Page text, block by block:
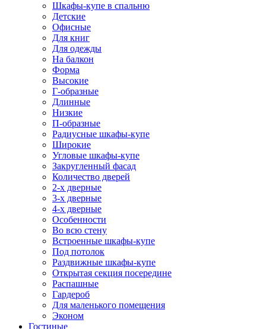
Шкафы-купе в спальню
Детские
Офисные
Для книг
Для одежды
На балкон
Форма
Высокие
Г-образные
Длинные
Низкие
П-образные
Радиусные шкафы-купе
Широкие
Угловые шкафы-купе
Закругленный фасад
Количество дверей
2-х дверные
3-х дверные
4-х дверные
Особенности
Во всю стену
Встроенные шкафы-купе
Под потолок
Раздвижные шкафы-купе
Открытая секция посередине
Распашные
Гардероб
Для маленького помещения
Эконом
Гостиные